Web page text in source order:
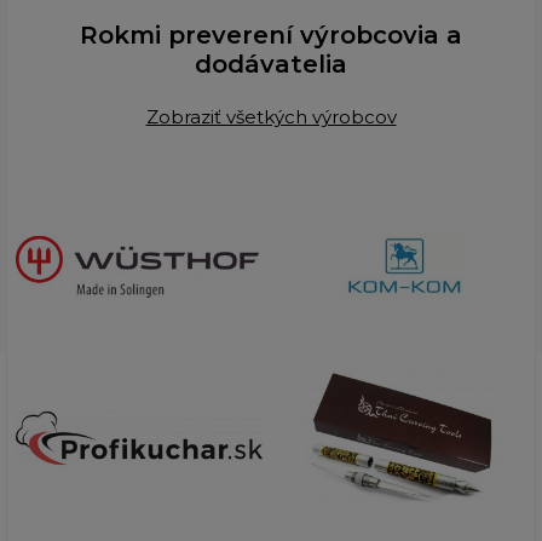
Rokmi preverení výrobcovia a
dodávatelia
Zobraziť všetkých výrobcov